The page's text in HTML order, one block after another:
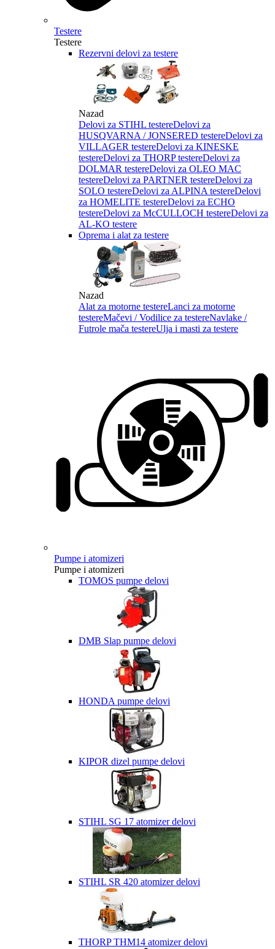
Testere
Testere
Rezervni delovi za testere
Nazad
Delovi za STIHL testereDelovi za
HUSQVARNA / JONSERED testereDelovi za
VILLAGER testereDelovi za KINESKE
testereDelovi za THORP testereDelovi za
DOLMAR testereDelovi za OLEO MAC
testereDelovi za PARTNER testereDelovi za
SOLO testereDelovi za ALPINA testereDelovi
za HOMELITE testereDelovi za ECHO
testereDelovi za McCULLOCH testereDelovi za
AL-KO testere
Oprema i alat za testere
Nazad
Alat za motorne testereLanci za motorne
testereMačevi / Vodilice za testereNavlake /
Futrole mača testereUlja i masti za testere
Pumpe i atomizeri
Pumpe i atomizeri
TOMOS pumpe delovi
DMB Slap pumpe delovi
HONDA pumpe delovi
KIPOR dizel pumpe delovi
STIHL SG 17 atomizer delovi
STIHL SR 420 atomizer delovi
THORP THM14 atomizer delovi